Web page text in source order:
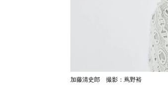
加藤清史郎 撮影：蔦野裕